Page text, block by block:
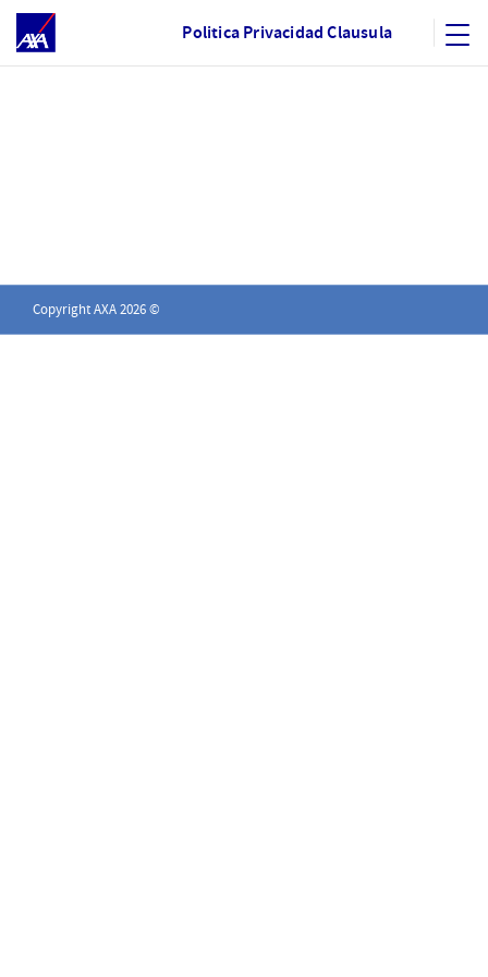
Saltar al contenido principalPolitica Privacidad Clausula
Copyright AXA 2026 ©